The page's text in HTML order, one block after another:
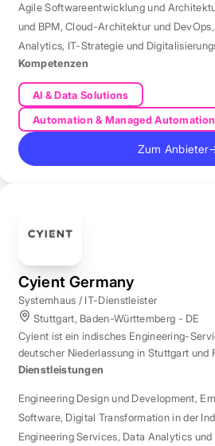
Agile Softwareentwicklung und
und BPM,Cloud-Architektur und DevOps,
Analytics, IT-Strategie und
Kompetenzen
AI & Data Solutions
Automation & Managed Automation
Zum Anbieter
Cyient Germany
Systemhaus / IT-Dienstleister
Stuttgart, Baden-Württemberg - DE
Cyient ist ein indisches Engineering-
deutscher Niederlassung in Stuttgart und
Automotive.
Dienstleistungen
Engineering Design und Development,
Software, Digital Transformation in der
Engineering Services, Data Analytics und